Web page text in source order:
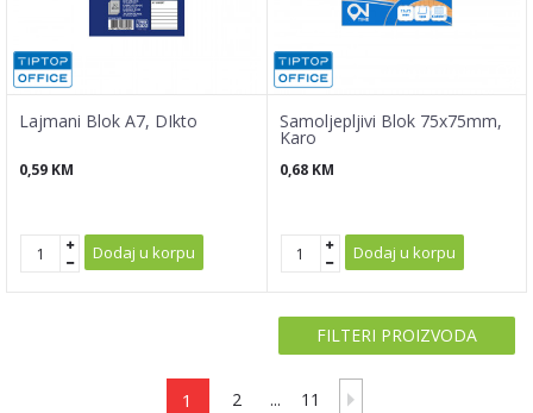
Lajmani Blok A7, DIkto
0,59 KM
Dodaj u korpu
Samoljepljivi Blok 75x75mm,
Karo
0,68 KM
Dodaj u korpu
FILTERI PROIZVODA
1 2 ... 11